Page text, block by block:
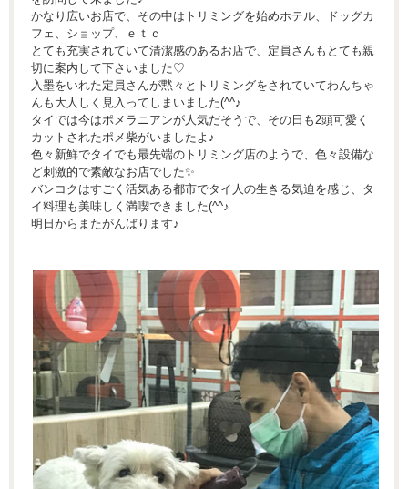
かなり広いお店で、その中はトリミングを始めホテル、ドッグカ
フェ、ショップ、ｅｔｃ
とても充実されていて清潔感のあるお店で、定員さんもとても親
切に案内して下さいました♡
入墨をいれた定員さんが黙々とトリミングをされていてわんちゃ
んも大人しく見入ってしまいました(^^♪
タイでは今はポメラニアンが人気だそうで、その日も2頭可愛く
カットされたポメ柴がいましたよ♪
色々新鮮でタイでも最先端のトリミング店のようで、色々設備な
ど刺激的で素敵なお店でした✨
バンコクはすごく活気ある都市でタイ人の生きる気迫を感じ、タ
イ料理も美味しく満喫できました(^^♪
明日からまたがんばります♪